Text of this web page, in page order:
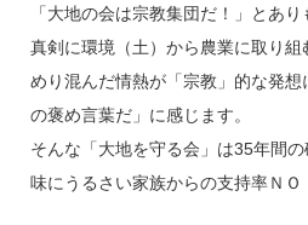
「大地の会は宗教集団だ！」とあり
真剣に環境（土）から農業に取り
めり混んだ情熱が「宗教」的な発
の褒め言葉だ」に感じます。
そんな「大地を守る会」は35年間
味にうるさい家族からの支持率ＮＯ